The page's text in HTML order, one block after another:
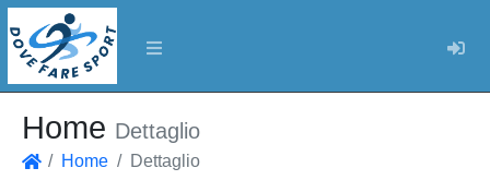
Home Dettaglio
Home Dettaglio